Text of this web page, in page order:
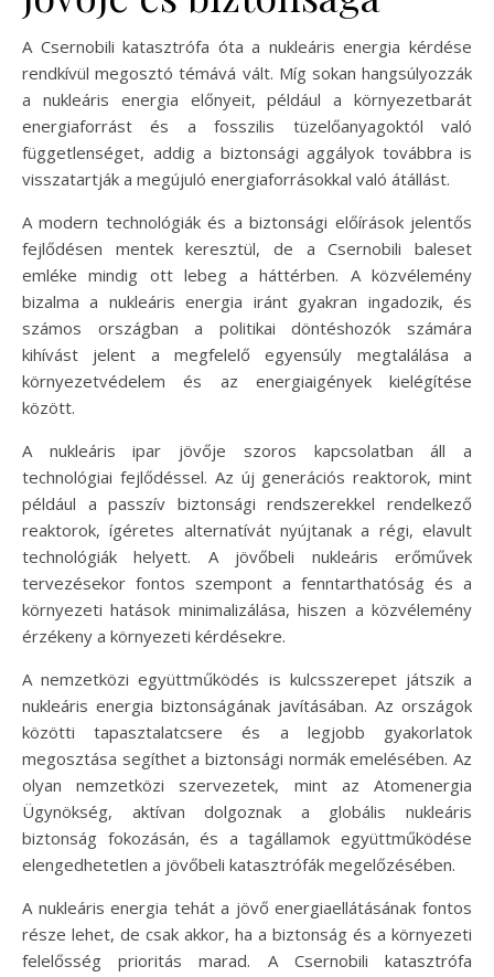
A Csernobili katasztrófa óta a nukleáris energia kérdése
rendkívül megosztó témává vált. Míg sokan hangsúlyozzák
a nukleáris energia előnyeit, például a környezetbarát
energiaforrást és a fosszilis tüzelőanyagoktól való
függetlenséget, addig a biztonsági aggályok továbbra is
visszatartják a megújuló energiaforrásokkal való átállást.
A modern technológiák és a biztonsági előírások jelentős
fejlődésen mentek keresztül, de a Csernobili baleset
emléke mindig ott lebeg a háttérben. A közvélemény
bizalma a nukleáris energia iránt gyakran ingadozik, és
számos országban a politikai döntéshozók számára
kihívást jelent a megfelelő egyensúly megtalálása a
környezetvédelem és az energiaigények kielégítése
között.
A nukleáris ipar jövője szoros kapcsolatban áll a
technológiai fejlődéssel. Az új generációs reaktorok, mint
például a passzív biztonsági rendszerekkel rendelkező
reaktorok, ígéretes alternatívát nyújtanak a régi, elavult
technológiák helyett. A jövőbeli nukleáris erőművek
tervezésekor fontos szempont a fenntarthatóság és a
környezeti hatások minimalizálása, hiszen a közvélemény
érzékeny a környezeti kérdésekre.
A nemzetközi együttműködés is kulcsszerepet játszik a
nukleáris energia biztonságának javításában. Az országok
közötti tapasztalatcsere és a legjobb gyakorlatok
megosztása segíthet a biztonsági normák emelésében. Az
olyan nemzetközi szervezetek, mint az Atomenergia
Ügynökség, aktívan dolgoznak a globális nukleáris
biztonság fokozásán, és a tagállamok együttműködése
elengedhetetlen a jövőbeli katasztrófák megelőzésében.
A nukleáris energia tehát a jövő energiaellátásának fontos
része lehet, de csak akkor, ha a biztonság és a környezeti
felelősség prioritás marad. A Csernobili katasztrófa